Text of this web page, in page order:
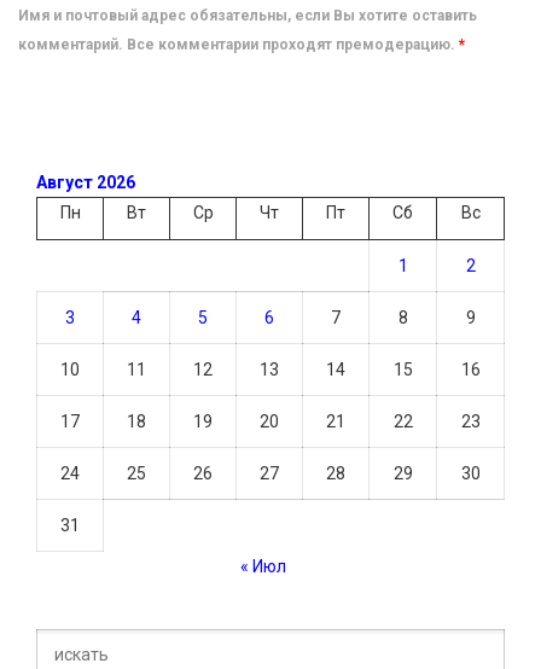
Имя и почтовый адрес обязательны, если Вы хотите оставить
комментарий. Все комментарии проходят премодерацию. *
Август 2026
Пн
Вт Ср Чт Пт Сб Вс
1 2
3 4 5 6 7 8 9
10 11 12 13 14 15 16
17 18 19 20 21 22 23
24 25 26 27 28 29 30
31
« Июл